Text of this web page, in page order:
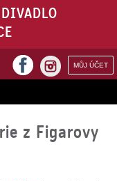
MŮJ ÚČET
facebook
z Figarovy